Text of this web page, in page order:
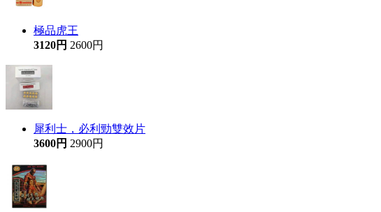
極品虎王
3120円 2600円
犀利士，必利勁雙效片
3600円 2900円